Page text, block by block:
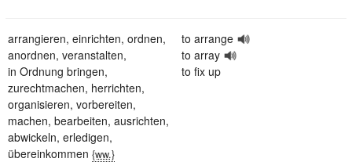
arrangieren, einrichten, ordnen,
anordnen, veranstalten,
in Ordnung bringen,
zurechtmachen, herrichten,
organisieren, vorbereiten,
machen, bearbeiten, ausrichten,
abwickeln, erledigen,
übereinkommen {ww.}
to arrange
to array
to fix up